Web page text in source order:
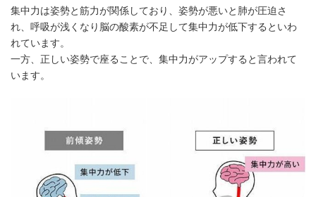
集中力は姿勢と筋力が関係しており、姿勢が悪いと肺が圧迫さ
れ、呼吸が浅くなり脳の酸素が不足して集中力が低下するといわ
れています。
一方、正しい姿勢で座ることで、集中力がアップすると言われて
います。